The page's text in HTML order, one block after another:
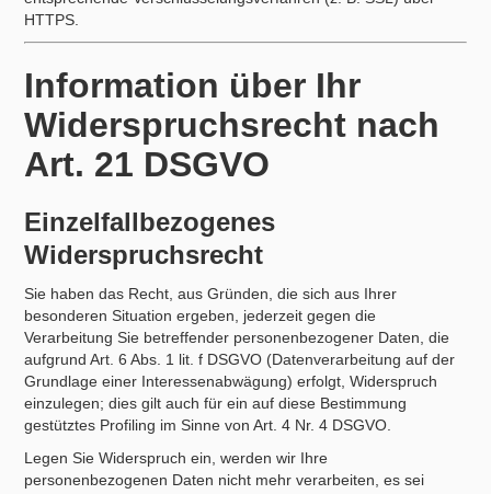
HTTPS.
Information über Ihr
Widerspruchsrecht nach
Art. 21 DSGVO
Einzelfallbezogenes
Widerspruchsrecht
Sie haben das Recht, aus Gründen, die sich aus Ihrer
besonderen Situation ergeben, jederzeit gegen die
Verarbeitung Sie betreffender personenbezogener Daten, die
aufgrund Art. 6 Abs. 1 lit. f DSGVO (Datenverarbeitung auf der
Grundlage einer Interessenabwägung) erfolgt, Widerspruch
einzulegen; dies gilt auch für ein auf diese Bestimmung
gestütztes Profiling im Sinne von Art. 4 Nr. 4 DSGVO.
Legen Sie Widerspruch ein, werden wir Ihre
personenbezogenen Daten nicht mehr verarbeiten, es sei